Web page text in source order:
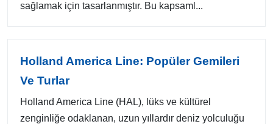
sağlamak için tasarlanmıştır. Bu kapsaml...
Holland America Line: Popüler Gemileri
Ve Turlar
Holland America Line (HAL), lüks ve kültürel
zenginliğe odaklanan, uzun yıllardır deniz yolculuğu